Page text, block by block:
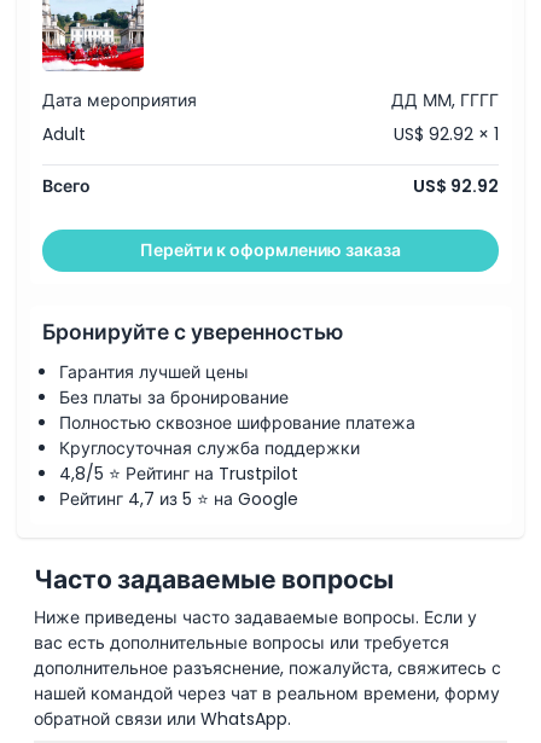
Местоположение
Как воспользоваться
Политика отмены
Дата мероприятия
ДД ММ, ГГГГ
Adult
US$ 92.92 × 1
Всего US$ 92.92
Перейти к оформлению заказа
Бронируйте с уверенностью
Гарантия лучшей цены
Без платы за бронирование
Полностью сквозное шифрование платежа
Круглосуточная служба поддержки
4,8/5 ⭐ Рейтинг на Trustpilot
Рейтинг 4,7 из 5 ⭐ на Google
Часто задаваемые вопросы
Ниже приведены часто задаваемые вопросы. Если у
вас есть дополнительные вопросы или требуется
дополнительное разъяснение, пожалуйста, свяжитесь с
нашей командой через чат в реальном времени, форму
обратной связи или WhatsApp.